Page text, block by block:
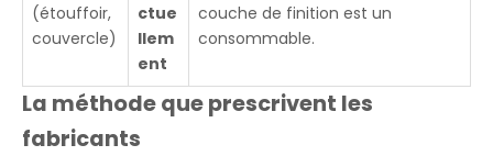
(étouffoir,
couvercle)
ctue
llem
ent
couche de finition est un
consommable.
La méthode que prescrivent les
fabricants